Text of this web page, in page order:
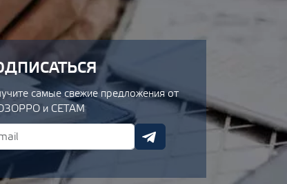
самые свежие предложения от
и СЕТАМ